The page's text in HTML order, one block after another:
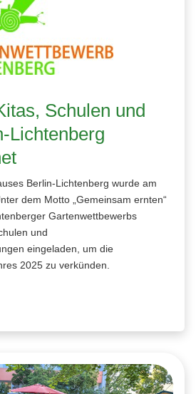
Schulen und
Lichtenberg
Berlin-Lichtenberg wurde am
dem Motto „Gemeinsam ernten“
Gartenwettbewerbs
und
eingeladen, um die
2025 zu verkünden.